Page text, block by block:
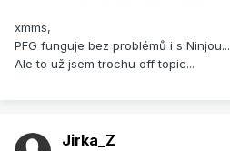
xmms,
PFG funguje bez problémů i s Ninjou...
Ale to už jsem trochu off topic...
Jirka_Z